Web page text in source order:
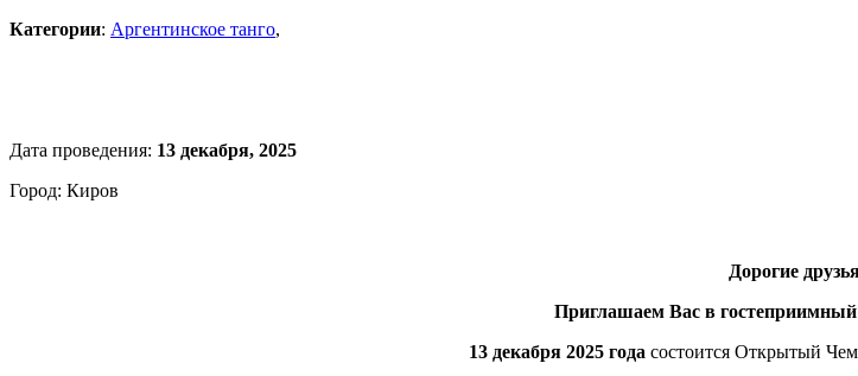
Категории: Аргентинское танго,
Дата проведения: 13 декабря, 2025
Город: Киров
Дорогие
Приглашаем Вас в
13 декабря 2025 года состоится Открытый